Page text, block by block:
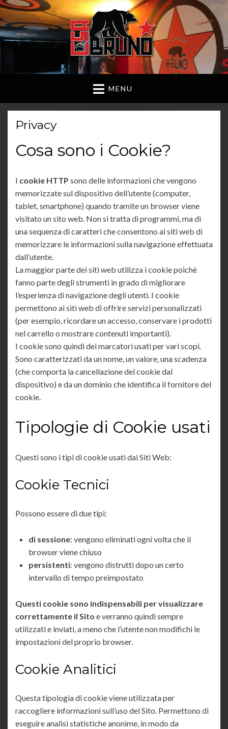
MENU
Privacy
Cosa sono i Cookie?
I cookie HTTP sono delle informazioni che vengono
memorizzate sul dispositivo dell’utente (computer,
tablet, smartphone) quando tramite un browser viene
visitato un sito web. Non si tratta di programmi, ma di
una sequenza di caratteri che consentono ai siti web di
memorizzare le informazioni sulla navigazione effettuata
dall’utente.
La maggior parte dei siti web utilizza i cookie poichè
fanno parte degli strumenti in grado di migliorare
l’esperienza di navigazione degli utenti. I cookie
permettono ai siti web di offrire servizi personalizzati
(per esempio, ricordare un accesso, conservare i prodotti
nel carrello o mostrare contenuti importanti).
I cookie sono quindi dei marcatori usati per vari scopi.
Sono caratterizzati da un nome, un valore, una scadenza
(che comporta la cancellazione del cookie dal
dispositivo) e da un dominio che identifica il fornitore del
cookie.
Tipologie di Cookie usati
Questi sono i tipi di cookie usati dai Siti Web:
Cookie Tecnici
Possono essere di due tipi:
di sessione: vengono eliminati ogni volta che il
browser viene chiuso
persistenti: vengono distrutti dopo un certo
intervallo di tempo preimpostato
Questi cookie sono indispensabili per visualizzare
correttamente il Sito e verranno quindi sempre
utilizzati e inviati, a meno che l’utente non modifichi le
impostazioni del proprio browser.
Cookie Analitici
Questa tipologia di cookie viene utilizzata per
raccogliere informazioni sull’uso del Sito. Permettono di
eseguire analisi statistiche anonime, in modo da